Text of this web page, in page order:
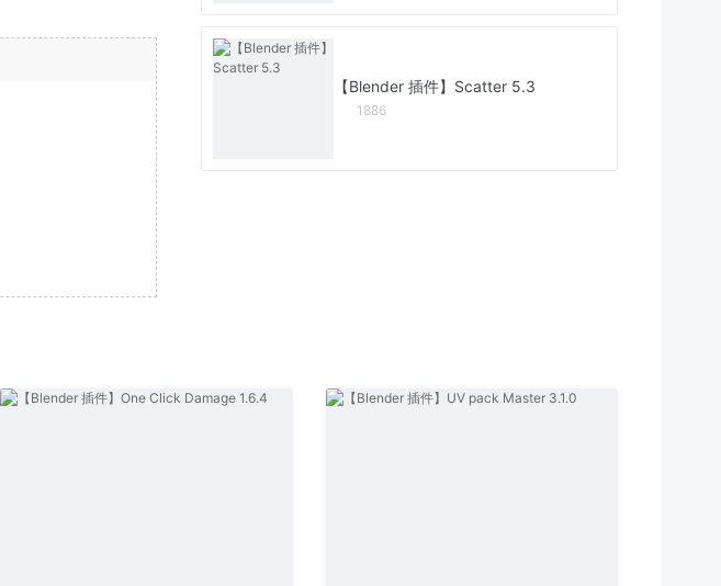
【Blender 插件】Scatter 5.3
1886